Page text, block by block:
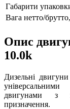
Габарити
Вага нетто/
Опис
10.0k
Дизельні
двигунами з
призначення.